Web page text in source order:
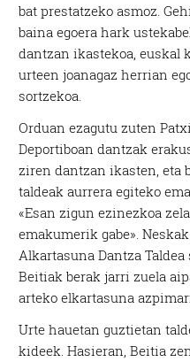
bat prestatzeko asmoz.
baina egoera hark
dantzan ikastekoa, euskal
urteen joanagaz herrian
sortzekoa.
Orduan ezagutu zuten
Deportiboan dantzak
ziren dantzan ikasten, eta
taldeak aurrera egiteko
«Esan zigun ezinezkoa
emakumerik gabe».
Alkartasuna Dantza
Beitiak berak jarri zuela
arteko elkartasuna
Urte hauetan guztietan
kideek. Hasieran, Beitia